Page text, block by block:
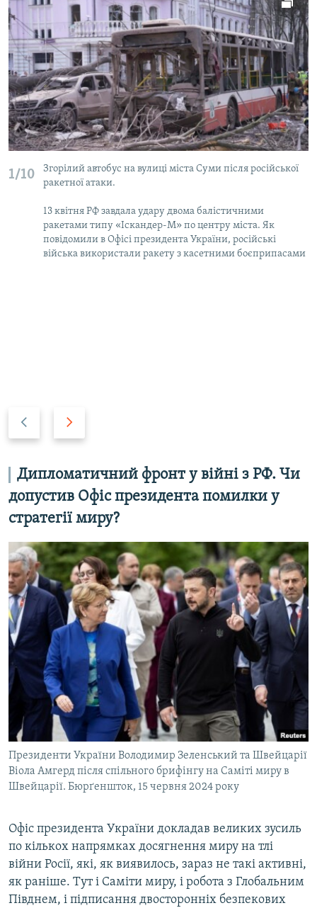
1/10
Згорілий автобус на вулиці міста Суми після російської
ракетної атаки.
13 квітня РФ завдала удару двома балістичними
ракетами типу «Іскандер-М» по центру міста. Як
повідомили в Офісі президента України, російські
війська використали ракету з касетними боєприпасами
а
д
р
д
Дипломатичний фронт у війні з РФ. Чи
допустив Офіс президента помилки у
стратегії миру?
Президенти України Володимир Зеленський та Швейцарії
Віола Амгерд після спільного брифінгу на Саміті миру в
Швейцарії. Бюрґеншток, 15 червня 2024 року
Офіс президента України докладав великих зусиль
по кількох напрямках досягнення миру на тлі
війни Росії, які, як виявилось, зараз не такі активні,
як раніше. Тут і Саміти миру, і робота з Глобальним
Півднем, і підписання двосторонніх безпекових